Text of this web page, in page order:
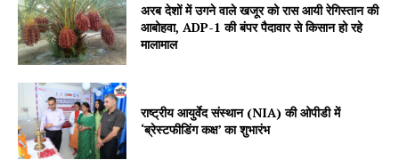
Company
Contact us
Subscription Plans
My account
अरब देशों में उगने वाले खजूर को रास आयी रेगिस्तान की
आबोहवा, ADP-1 की बंपर पैदावार से किसान हो रहे
मालामाल
राष्ट्रीय आयुर्वेद संस्थान (NIA) की ओपीडी में
‘ब्रेस्टफीडिंग कक्ष’ का शुभारंभ